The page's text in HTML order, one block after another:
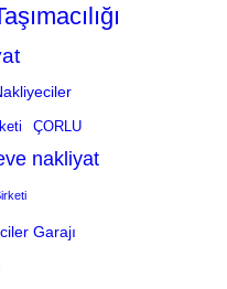
ÇORLU
nakliyat
Garajı